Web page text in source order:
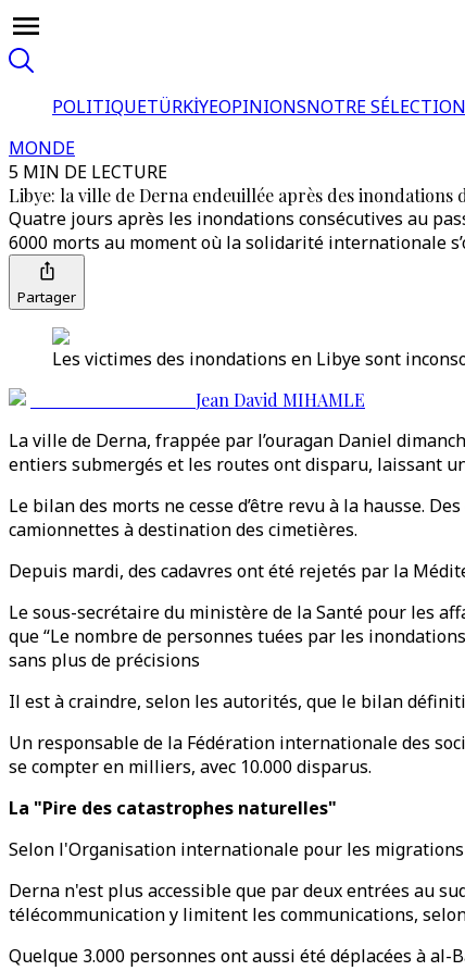
POLITIQUETÜRKİYEOPINIONSNOTRE SÉLECTION
MONDE
5 MIN DE LECTURE
Libye: la ville de Derna endeuillée après des inondations
Quatre jours après les inondations consécutives au
6000 morts au moment où la solidarité internationale
Partager
Les victimes des inondations en Libye sont
Jean David MIHAMLE
La ville de Derna, frappée par l’ouragan Daniel
entiers submergés et les routes ont disparu, laissant
Le bilan des morts ne cesse d’être revu à la hausse​.
camionnettes à destination des cimetières.
Depuis mardi, des cadavres ont été rejetés par la
Le sous-secrétaire du ministère de la Santé pour les
que “Le nombre de personnes tuées par les
sans plus de précisions
Il est à craindre, selon les autorités, que le bilan
Un responsable de la Fédération internationale des
se compter en milliers, avec 10.000 disparus.
La "Pire des catastrophes naturelles"
Selon l'Organisation internationale pour les migrations
Derna n'est plus accessible que par deux entrées au
télécommunication y limitent les communications,
Quelque 3.000 personnes ont aussi été déplacées à